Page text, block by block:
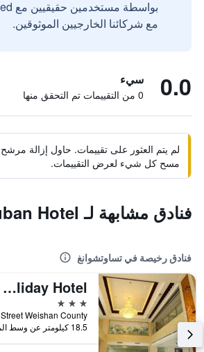
مع شركائنا الخارجيين الموثوقين.
0.0 سيء
0 من التقييمات تم التحقق منها
لم يتم العثور على تقييمات. حاول إزالة مرشح
مسح كل شيء لعرض التقييمات.
فنادق مشابهة لـ Luban Hotel
فنادق رخيصة في تساوتشوانغ
Jining Weishan Heyun Holiday Hotel
3 نجوم
18.5 كيلومتر عن وسط المدينة